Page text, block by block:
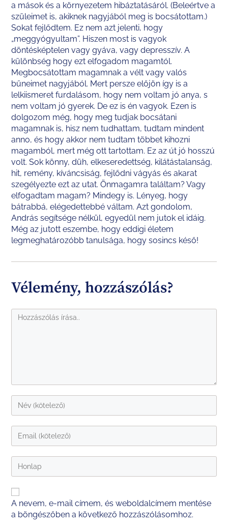
a mások és a környezetem hibáztatásáról. (Beleértve a
szüleimet is, akiknek nagyjából meg is bocsátottam.)
Sokat fejlődtem. Ez nem azt jelenti, hogy
„meggyógyultam”. Hiszen most is vagyok
döntésképtelen vagy gyáva, vagy depresszív. A
különbség hogy ezt elfogadom magamtól.
Megbocsátottam magamnak a vélt vagy valós
bűneimet nagyjából. Mert persze előjön így is a
lelkiismeret furdalásom, hogy nem voltam jó anya, s
nem voltam jó gyerek. De ez is én vagyok. Ezen is
dolgozom még, hogy meg tudjak bocsátani
magamnak is, hisz nem tudhattam, tudtam mindent
anno, és hogy akkor nem tudtam többet kihozni
magamból, mert még ott tartottam. Ez az út jó hosszú
volt. Sok könny, düh, elkeseredettség, kilátástalanság,
hit, remény, kíváncsiság, fejlődni vágyás és akarat
szegélyezte ezt az utat. Önmagamra találtam? Vagy
elfogadtam magam? Mindegy is. Lényeg, hogy
bátrabbá, elégedettebbé váltam. Azt gondolom,
András segítsége nélkül, egyedül nem jutok el idáig.
Még az jutott eszembe, hogy eddigi életem
legmeghatározóbb tanulsága, hogy sosincs késő!
Vélemény, hozzászólás?
A nevem, e-mail címem, és weboldalcímem mentése
a böngészőben a következő hozzászólásomhoz.